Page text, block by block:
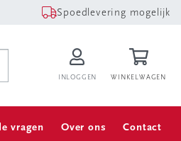
Spoedlevering mogelijk
INLOGGEN WINKELWAGEN
vragen Over ons Contact